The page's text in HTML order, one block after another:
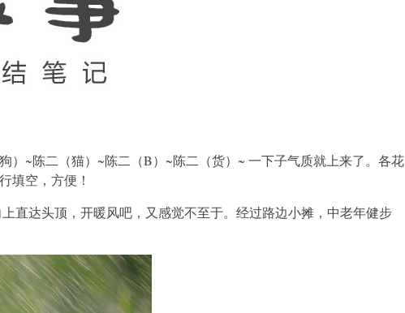
~陈二（猫）~陈二（B）~陈二（货）~ 一下子气质就上来了。各花
填空，方便！
达头顶，开暖风吧，又感觉不至于。经过路边小摊，中老年健步